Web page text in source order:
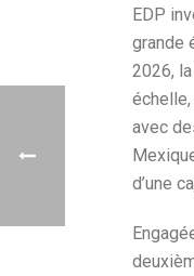
EDP
grande
2026,
avec
d’une